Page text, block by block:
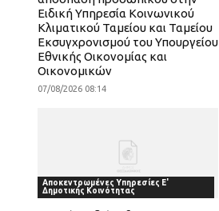
Ειδική Υπηρεσία Κοινωνικού
Κλιματικού Ταμείου και Ταμείου
Εκσυγχρονισμού του Υπουργείου
Εθνικής Οικονομίας και
Οικονομικών
07/08/2026 08:14
Αποκεντρωμένες Υπηρεσίες Ε'
Δημοτικής Κοινότητας